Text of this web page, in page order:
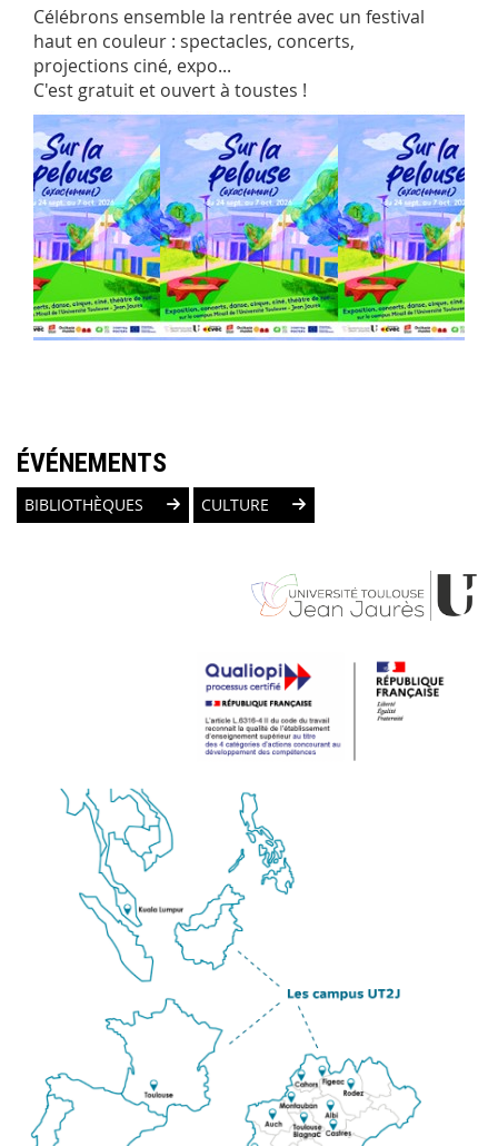
Célébrons ensemble la rentrée avec un festival
haut en couleur : spectacles, concerts,
projections ciné, expo...
C'est gratuit et ouvert à toustes !
ÉVÉNEMENTS
BIBLIOTHÈQUES CULTURE